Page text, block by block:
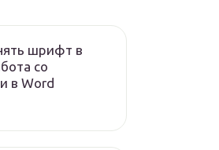
шрифт в
со
в Word